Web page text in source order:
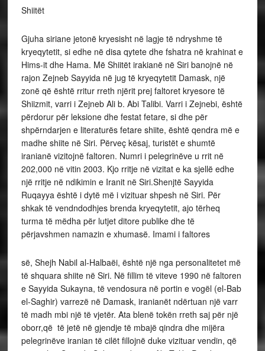
Shiitët
Gjuha siriane jetonë kryesisht në lagje të ndryshme të
kryeqytetit, si edhe në disa qytete dhe fshatra në krahinat e
Hims-it dhe Hama. Më Shiitët irakianë në Siri banojnë në
rajon Zejneb Sayyida në jug të kryeqytetit Damask, një
zonë që është rritur rreth njërit prej faltoret kryesore të
Shiizmit, varri i Zejneb Ali b. Abi Talibi. Varri i Zejnebi, është
përdorur për leksione dhe festat fetare, si dhe për
shpërndarjen e literaturës fetare shiite, është qendra më e
madhe shiite në Siri. Përveç kësaj, turistët e shumtë
iranianë vizitojnë faltoren. Numri i pelegrinëve u rrit në
202,000 në vitin 2003. Kjo rritje në vizitat e ka sjellë edhe
një rritje në ndikimin e Iranit në Siri.Shenjtë Sayyida
Ruqayya është i dytë më i vizituar shpesh në Siri. Për
shkak të vendndodhjes brenda kryeqytetit, ajo tërheq
turma të mëdha për lutjet ditore publike dhe të
përjavshmen namazin e xhumasë. Imami i faltores
së, Shejh Nabil al-Halbaëi, është një nga personalitetet më
të shquara shiite në Siri. Në fillim të viteve 1990 në faltoren
e Sayyida Sukayna, të vendosura në portin e vogël (el-Bab
el-Saghir) varrezë në Damask, iranianët ndërtuan një varr
të madh mbi një të vjetër. Ata blenë tokën rreth saj për një
oborr,që të jetë në gjendje të mbajë qindra dhe mijëra
pelegrinëve iranian të cilët fillojnë duke vizituar vendin, që